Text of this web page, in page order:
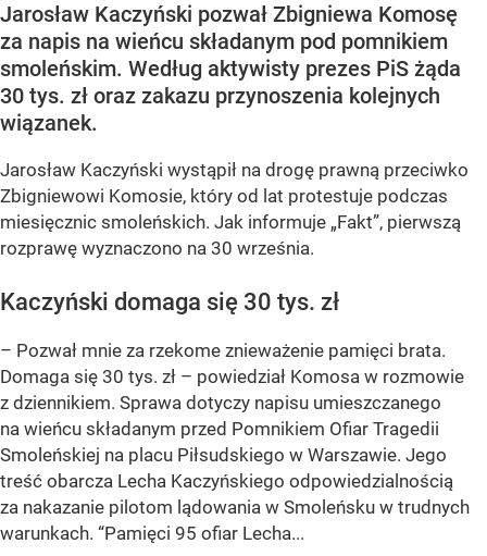
Jarosław Kaczyński pozwał Zbigniewa Komosę
za napis na wieńcu składanym pod pomnikiem
smoleńskim. Według aktywisty prezes PiS żąda
30 tys. zł oraz zakazu przynoszenia kolejnych
wiązanek.
Jarosław Kaczyński wystąpił na drogę prawną przeciwko
Zbigniewowi Komosie, który od lat protestuje podczas
miesięcznic smoleńskich. Jak informuje „Fakt”, pierwszą
rozprawę wyznaczono na 30 września.
Kaczyński domaga się 30 tys. zł
– Pozwał mnie za rzekome znieważenie pamięci brata.
Domaga się 30 tys. zł – powiedział Komosa w rozmowie
z dziennikiem. Sprawa dotyczy napisu umieszczanego
na wieńcu składanym przed Pomnikiem Ofiar Tragedii
Smoleńskiej na placu Piłsudskiego w Warszawie. Jego
treść obarcza Lecha Kaczyńskiego odpowiedzialnością
za nakazanie pilotom lądowania w Smoleńsku w trudnych
warunkach. “Pamięci 95 ofiar Lecha...